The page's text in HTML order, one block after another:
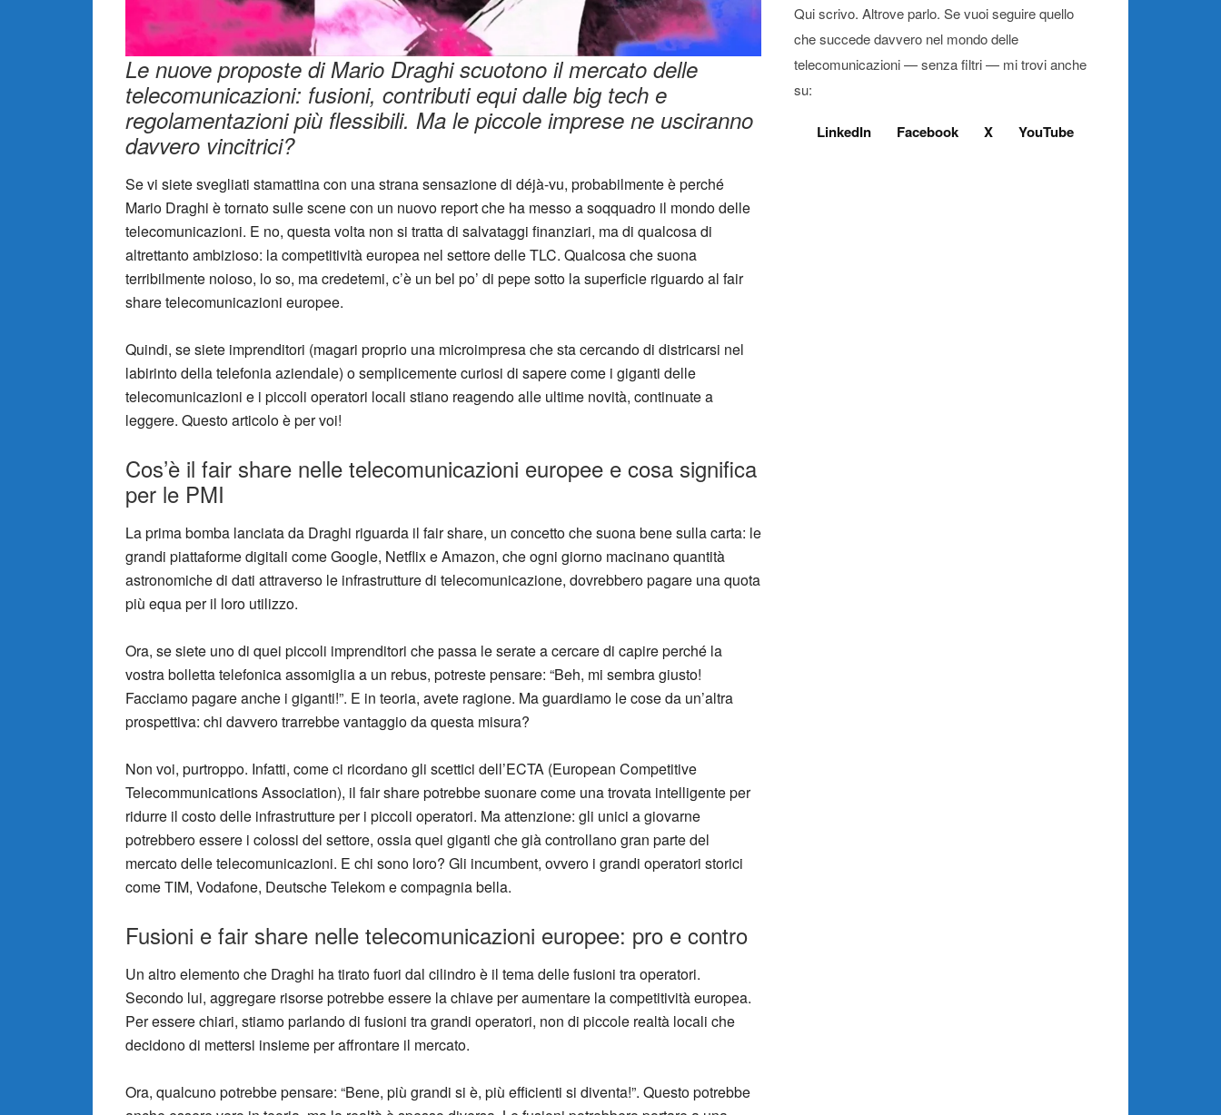
Le nuove proposte di Mario Draghi scuotono il mercato delle
telecomunicazioni: fusioni, contributi equi dalle big tech e
regolamentazioni più flessibili. Ma le piccole imprese ne usciranno
davvero vincitrici?
Se vi siete svegliati stamattina con una strana sensazione di déjà-vu, probabilmente è perché
Mario Draghi è tornato sulle scene con un nuovo report che ha messo a soqquadro il mondo delle
telecomunicazioni. E no, questa volta non si tratta di salvataggi finanziari, ma di qualcosa di
altrettanto ambizioso: la competitività europea nel settore delle TLC. Qualcosa che suona
terribilmente noioso, lo so, ma credetemi, c’è un bel po’ di pepe sotto la superficie riguardo al fair
share telecomunicazioni europee.
Quindi, se siete imprenditori (magari proprio una microimpresa che sta cercando di districarsi nel
labirinto della telefonia aziendale) o semplicemente curiosi di sapere come i giganti delle
telecomunicazioni e i piccoli operatori locali stiano reagendo alle ultime novità, continuate a
leggere. Questo articolo è per voi!
Cos’è il fair share nelle telecomunicazioni europee e cosa significa
per le PMI
La prima bomba lanciata da Draghi riguarda il fair share, un concetto che suona bene sulla carta: le
grandi piattaforme digitali come Google, Netflix e Amazon, che ogni giorno macinano quantità
astronomiche di dati attraverso le infrastrutture di telecomunicazione, dovrebbero pagare una quota
più equa per il loro utilizzo.
Ora, se siete uno di quei piccoli imprenditori che passa le serate a cercare di capire perché la
vostra bolletta telefonica assomiglia a un rebus, potreste pensare: “Beh, mi sembra giusto!
Facciamo pagare anche i giganti!”. E in teoria, avete ragione. Ma guardiamo le cose da un’altra
prospettiva: chi davvero trarrebbe vantaggio da questa misura?
Non voi, purtroppo. Infatti, come ci ricordano gli scettici dell’ECTA (European Competitive
Telecommunications Association), il fair share potrebbe suonare come una trovata intelligente per
ridurre il costo delle infrastrutture per i piccoli operatori. Ma attenzione: gli unici a giovarne
potrebbero essere i colossi del settore, ossia quei giganti che già controllano gran parte del
mercato delle telecomunicazioni. E chi sono loro? Gli incumbent, ovvero i grandi operatori storici
come TIM, Vodafone, Deutsche Telekom e compagnia bella.
Fusioni e fair share nelle telecomunicazioni europee: pro e contro
Un altro elemento che Draghi ha tirato fuori dal cilindro è il tema delle fusioni tra operatori.
Secondo lui, aggregare risorse potrebbe essere la chiave per aumentare la competitività europea.
Per essere chiari, stiamo parlando di fusioni tra grandi operatori, non di piccole realtà locali che
decidono di mettersi insieme per affrontare il mercato.
Ora, qualcuno potrebbe pensare: “Bene, più grandi si è, più efficienti si diventa!”. Questo potrebbe
Qui scrivo. Altrove parlo. Se vuoi seguire quello
che succede davvero nel mondo delle
telecomunicazioni — senza filtri — mi trovi anche
su:
LinkedIn Facebook X YouTube